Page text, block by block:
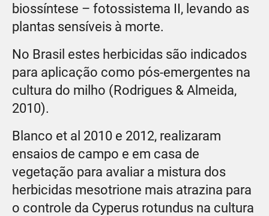
biossíntese – fotossistema II, levando as
plantas sensíveis à morte.
No Brasil estes herbicidas são indicados
para aplicação como pós-emergentes na
cultura do milho (Rodrigues & Almeida,
2010).
Blanco et al 2010 e 2012, realizaram
ensaios de campo e em casa de
vegetação para avaliar a mistura dos
herbicidas mesotrione mais atrazina para
o controle da Cyperus rotundus na cultura